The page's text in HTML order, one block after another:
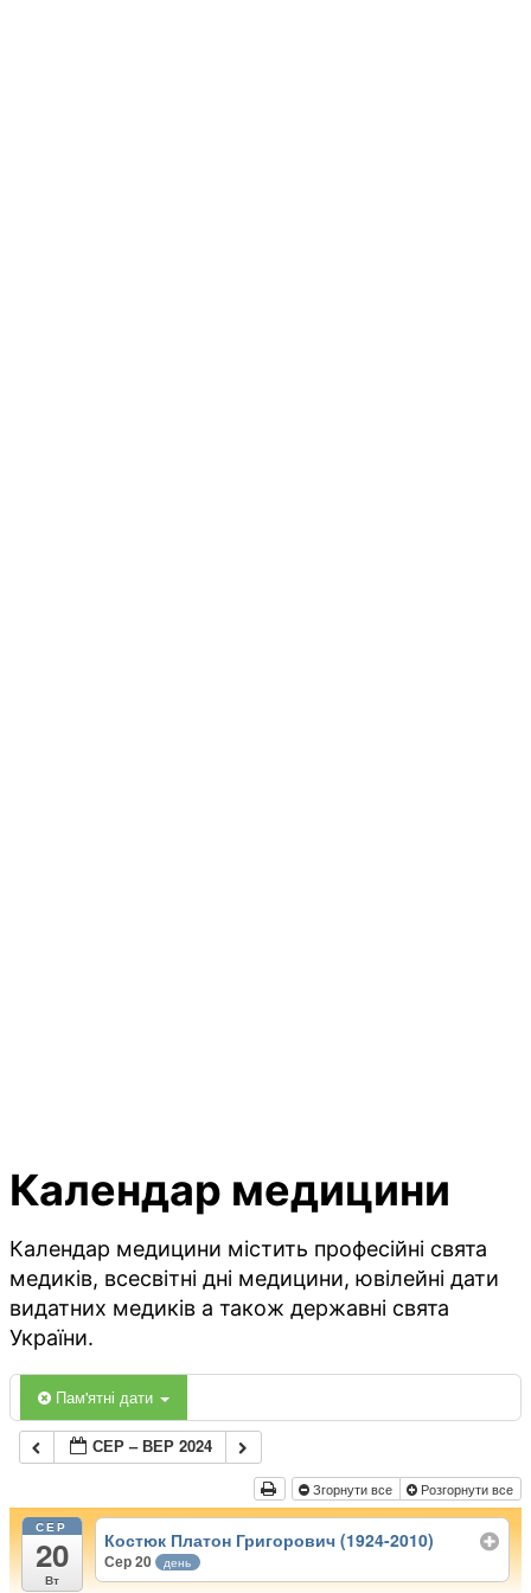
Календар медицини
Календар медицини містить професійні свята
медиків, всесвітні дні медицини, ювілейні дати
видатних медиків а також державні свята
України.
Пам'ятні дати
СЕР – ВЕР 2024
Згорнути все Розгорнути все
СЕР
20
Вт
Костюк Платон Григорович (1924-2010)
Сер 20 день